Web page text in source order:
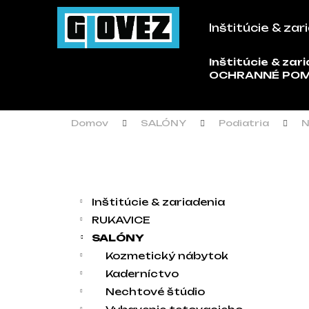
Prejsť na obsah
Inštitúcie &
Inštitúcie &
OCHRANNÉ
Domov SALÓNY Podiatria
Inštitúcie & zariadenia
RUKAVICE
SALÓNY
Kozmetický nábytok
Kaderníctvo
Nechtové štúdio
Späť
Späť